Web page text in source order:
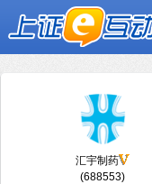
汇宇制药
(688553)